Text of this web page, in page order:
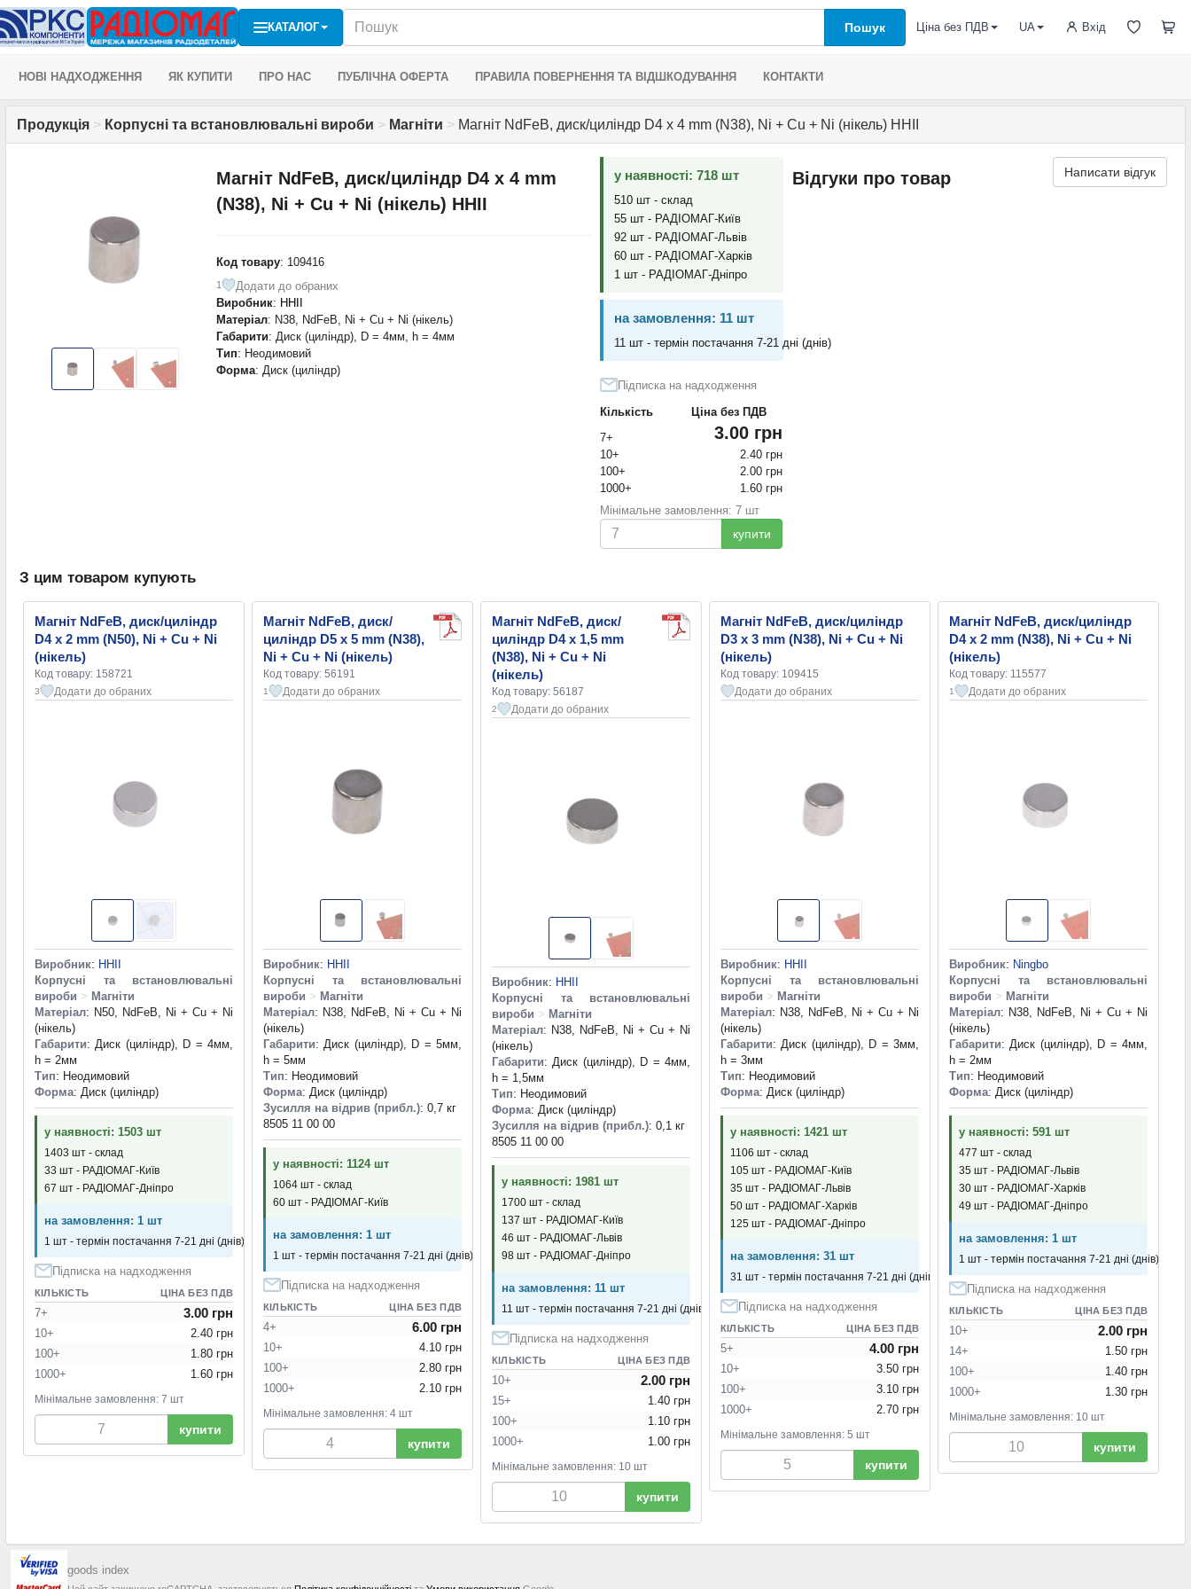
КАТАЛОГ Пошук Вхід
Ціна без ПДВ UA
НОВІ НАДХОДЖЕННЯ ЯК КУПИТИ ПРО НАС ПУБЛІЧНА ОФЕРТА ПРАВИЛА ПОВЕРНЕННЯ ТА ВІДШКОДУВАННЯ КОНТАКТИ
Продукція > Корпусні та встановлювальні вироби > Магніти > Магніт NdFeB, диск/циліндр D4 x 4 mm (N38), Ni + Cu + Ni (нікель) HHII
Магніт NdFeB, диск/циліндр D4 x 4 mm
(N38), Ni + Cu + Ni (нікель) HHII
Код товару: 109416
1
Додати до обраних
Виробник: HHII
Матеріал: N38, NdFeB, Ni + Cu + Ni (нікель)
Габарити: Диск (циліндр), D = 4мм, h = 4мм
Тип: Неодимовий
Форма: Диск (циліндр)
у наявності: 718 шт
510 шт - склад
55 шт - РАДІОМАГ-Київ
92 шт - РАДІОМАГ-Львів
60 шт - РАДІОМАГ-Харків
1 шт - РАДІОМАГ-Дніпро
на замовлення: 11 шт
11 шт - термін постачання 7-21 дні (днів)
Підписка на надходження
Кількість
Ціна без ПДВ
7+
3.00 грн
10+
2.40 грн
100+
2.00 грн
1000+
1.60 грн
Мінімальне замовлення: 7 шт
купити
Відгуки про товар Написати відгук
З цим товаром купують
Магніт NdFeB, диск/циліндр
D4 x 2 mm (N50), Ni + Cu + Ni
(нікель)
Код товару: 158721
3 Додати до обраних
Виробник: HHII
Корпусні та встановлювальні
вироби > Магніти
Матеріал: N50, NdFeB, Ni + Cu + Ni
(нікель)
Габарити: Диск (циліндр), D = 4мм,
h = 2мм
Тип: Неодимовий
Форма: Диск (циліндр)
у наявності: 1503 шт
1403 шт - склад
33 шт - РАДІОМАГ-Київ
67 шт - РАДІОМАГ-Дніпро
на замовлення: 1 шт
1 шт - термін постачання 7-21 дні (днів)
Підписка на надходження
КІЛЬКІСТЬ ЦІНА БЕЗ ПДВ
7+ 3.00 грн
10+
2.40 грн
100+
1.80 грн
1000+
1.60 грн
Мінімальне замовлення: 7 шт
купити
Магніт NdFeB, диск/
циліндр D5 x 5 mm (N38),
Ni + Cu + Ni (нікель)
Код товару: 56191
1 Додати до обраних
Виробник: HHII
Корпусні та встановлювальні
вироби > Магніти
Матеріал: N38, NdFeB, Ni + Cu + Ni
(нікель)
Габарити: Диск (циліндр), D = 5мм,
h = 5мм
Тип: Неодимовий
Форма: Диск (циліндр)
Зусилля на відрив (прибл.): 0,7 кг
8505 11 00 00
у наявності: 1124 шт
1064 шт - склад
60 шт - РАДІОМАГ-Київ
на замовлення: 1 шт
1 шт - термін постачання 7-21 дні (днів)
Підписка на надходження
КІЛЬКІСТЬ ЦІНА БЕЗ ПДВ
4+ 6.00 грн
10+
4.10 грн
100+
2.80 грн
1000+
2.10 грн
Мінімальне замовлення: 4 шт
купити
Магніт NdFeB, диск/
циліндр D4 x 1,5 mm
(N38), Ni + Cu + Ni
(нікель)
Код товару: 56187
2 Додати до обраних
Виробник: HHII
Корпусні та встановлювальні
вироби > Магніти
Матеріал: N38, NdFeB, Ni + Cu + Ni
(нікель)
Габарити: Диск (циліндр), D = 4мм,
h = 1,5мм
Тип: Неодимовий
Форма: Диск (циліндр)
Зусилля на відрив (прибл.): 0,1 кг
8505 11 00 00
у наявності: 1981 шт
1700 шт - склад
137 шт - РАДІОМАГ-Київ
46 шт - РАДІОМАГ-Львів
98 шт - РАДІОМАГ-Дніпро
на замовлення: 11 шт
11 шт - термін постачання 7-21 дні (днів)
Підписка на надходження
КІЛЬКІСТЬ ЦІНА БЕЗ ПДВ
10+ 2.00 грн
15+
1.40 грн
100+
1.10 грн
1000+
1.00 грн
Мінімальне замовлення: 10 шт
купити
Магніт NdFeB, диск/циліндр
D3 x 3 mm (N38), Ni + Cu + Ni
(нікель)
Код товару: 109415
Додати до обраних
Виробник: HHII
Корпусні та встановлювальні
вироби > Магніти
Матеріал: N38, NdFeB, Ni + Cu + Ni
(нікель)
Габарити: Диск (циліндр), D = 3мм,
h = 3мм
Тип: Неодимовий
Форма: Диск (циліндр)
у наявності: 1421 шт
1106 шт - склад
105 шт - РАДІОМАГ-Київ
35 шт - РАДІОМАГ-Львів
50 шт - РАДІОМАГ-Харків
125 шт - РАДІОМАГ-Дніпро
на замовлення: 31 шт
31 шт - термін постачання 7-21 дні (днів)
Підписка на надходження
КІЛЬКІСТЬ ЦІНА БЕЗ ПДВ
5+ 4.00 грн
10+
3.50 грн
100+
3.10 грн
1000+
2.70 грн
Мінімальне замовлення: 5 шт
купити
Магніт NdFeB, диск/циліндр
D4 x 2 mm (N38), Ni + Cu + Ni
(нікель)
Код товару: 115577
1 Додати до обраних
Виробник: Ningbo
Корпусні та встановлювальні
вироби > Магніти
Матеріал: N38, NdFeB, Ni + Cu + Ni
(нікель)
Габарити: Диск (циліндр), D = 4мм,
h = 2мм
Тип: Неодимовий
Форма: Диск (циліндр)
у наявності: 591 шт
477 шт - склад
35 шт - РАДІОМАГ-Львів
30 шт - РАДІОМАГ-Харків
49 шт - РАДІОМАГ-Дніпро
на замовлення: 1 шт
1 шт - термін постачання 7-21 дні (днів)
Підписка на надходження
КІЛЬКІСТЬ ЦІНА БЕЗ ПДВ
10+ 2.00 грн
14+
1.50 грн
100+
1.40 грн
1000+
1.30 грн
Мінімальне замовлення: 10 шт
купити
goods index